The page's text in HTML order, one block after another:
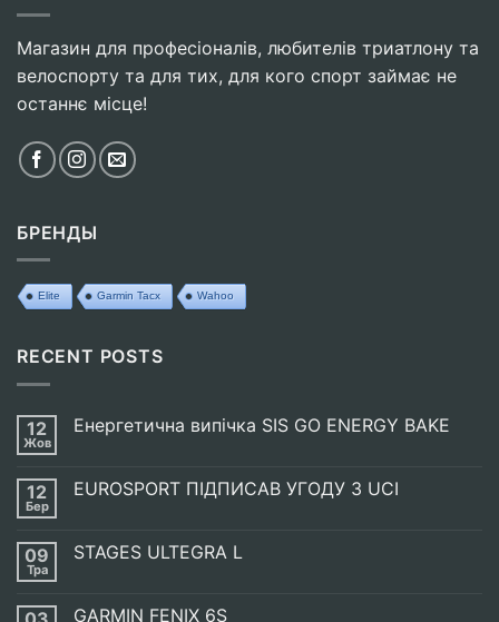
Магазин для професіоналів, любителів триатлону та
велоспорту та для тих, для кого спорт займає не
останнє місце!
БРЕНДЫ
Elite Garmin Tacx Wahoo
RECENT POSTS
12
Жов
Енергетична випічка SIS GO ENERGY BAKE
Енергетична
ENERGY
BAKE
12
Бер
EUROSPORT ПІДПИСАВ УГОДУ З UCI
EUROSPORT
UCI
09
Тра
STAGES ULTEGRA L
STAGES
GARMIN FENIX 6S